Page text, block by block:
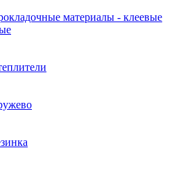
материалы - клеевые